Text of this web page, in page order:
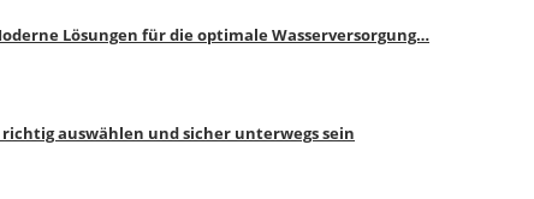
Lösungen für die optimale Wasserversorgung…
auswählen und sicher unterwegs sein